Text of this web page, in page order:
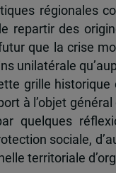
régionales
repartir des
que la crise
unilatérale
grille
à l’objet
quelques
sociale,
territoriale